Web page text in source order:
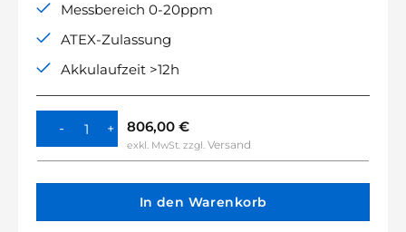
Messbereich 0-20ppm
ATEX-Zulassung
Akkulaufzeit >12h
In den Warenkorb
806,00 €
exkl. MwSt. zzgl. Versand